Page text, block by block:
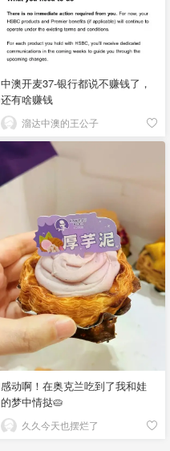
中澳开麦37-银行都说不赚钱了，
还有啥赚钱
溜达中澳的王公子
感动啊！在奥克兰吃到了我和娃
的梦中情挞🥧
久久今天也摆烂了